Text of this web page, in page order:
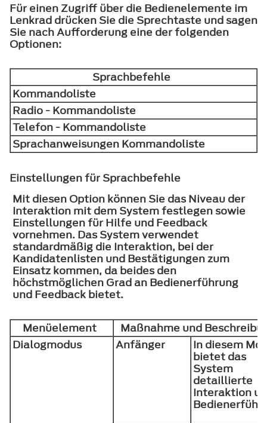
Für einen Zugriff über die Bedienelemente im
Lenkrad drücken Sie die Sprechtaste und sagen
Sie nach Aufforderung eine der folgenden
Optionen:
Sprachbefehle
Kommandoliste
Radio - Kommandoliste
Telefon - Kommandoliste
Sprachanweisungen Kommandoliste
Einstellungen für Sprachbefehle
Mit diesen Option können Sie das Niveau der
Interaktion mit dem System festlegen sowie
Einstellungen für Hilfe und Feedback
vornehmen. Das System verwendet
standardmäßig die Interaktion, bei der
Kandidatenlisten und Bestätigungen zum
Einsatz kommen, da beides den
höchstmöglichen Grad an Bedienerführung
und Feedback bietet.
Menüelement
Maßnahme und
Dialogmodus
Anfänger
In diesem
bietet das
System
detaillierte
Interaktion